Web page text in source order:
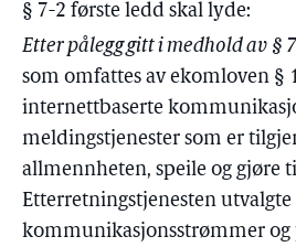
§ 7-2 første ledd skal lyde:
Etter pålegg gitt i medhold av §
som omfattes av ekomloven §
internettbaserte
meldingstjenester som er
allmennheten, speile og gjøre
Etterretningstjenesten utvalgte
kommunikasjonsstrømmer og